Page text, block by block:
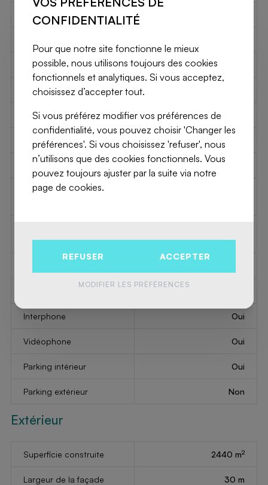
Nombre de salles d’eau
Chambre 2
Chambre 3
Salon
Type de cuisine US semi fitted
Ascenseur
Fenêtres à double
isol.
Interphone Oui
Vidéophone Oui
Parking intérieur Oui
Parking extérieur Non
Extérieur
Superficie construite 2440 m2
Largeur de la façade
30 m
CONFIDENTIALITÉ
Pour que notre site fonctionne le mieux
possible, nous utilisons toujours des cookies
fonctionnels et analytiques. Si vous acceptez,
choisissez d’accepter tout.
Si vous préférez modifier vos préférences de
confidentialité, vous pouvez choisir 'Changer les
préférences'. Si vous choisissez 'refuser', nous
n’utilisons que des cookies fonctionnels. Vous
pouvez toujours ajuster par la suite via notre
page de cookies.
REFUSER ACCEPTER
MODIFIER LES PRÉFÉRENCES